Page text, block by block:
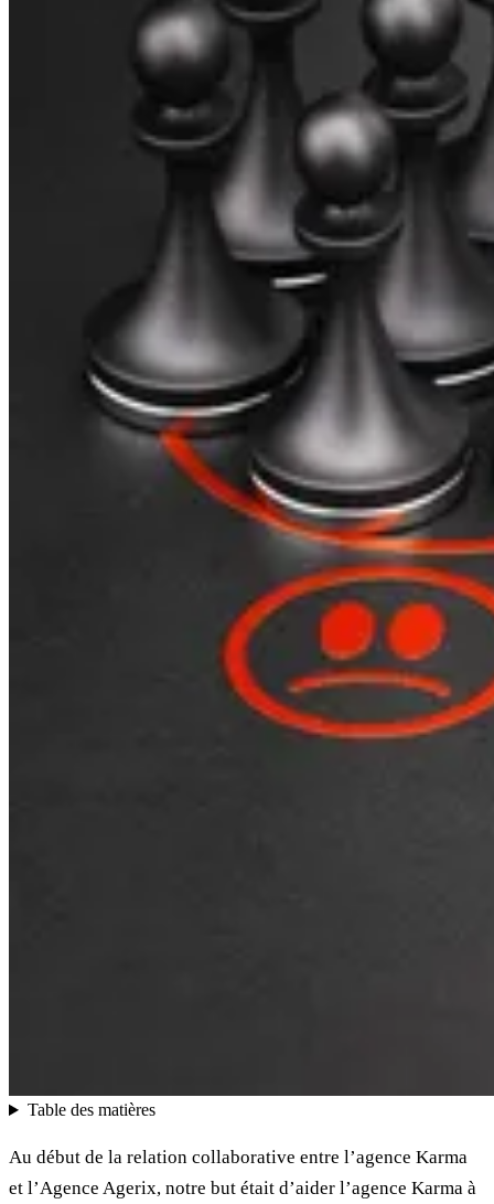
Table des matières
Au début de la relation collaborative entre l’agence Karma
et l’Agence Agerix, notre but était d’aider l’agence Karma à